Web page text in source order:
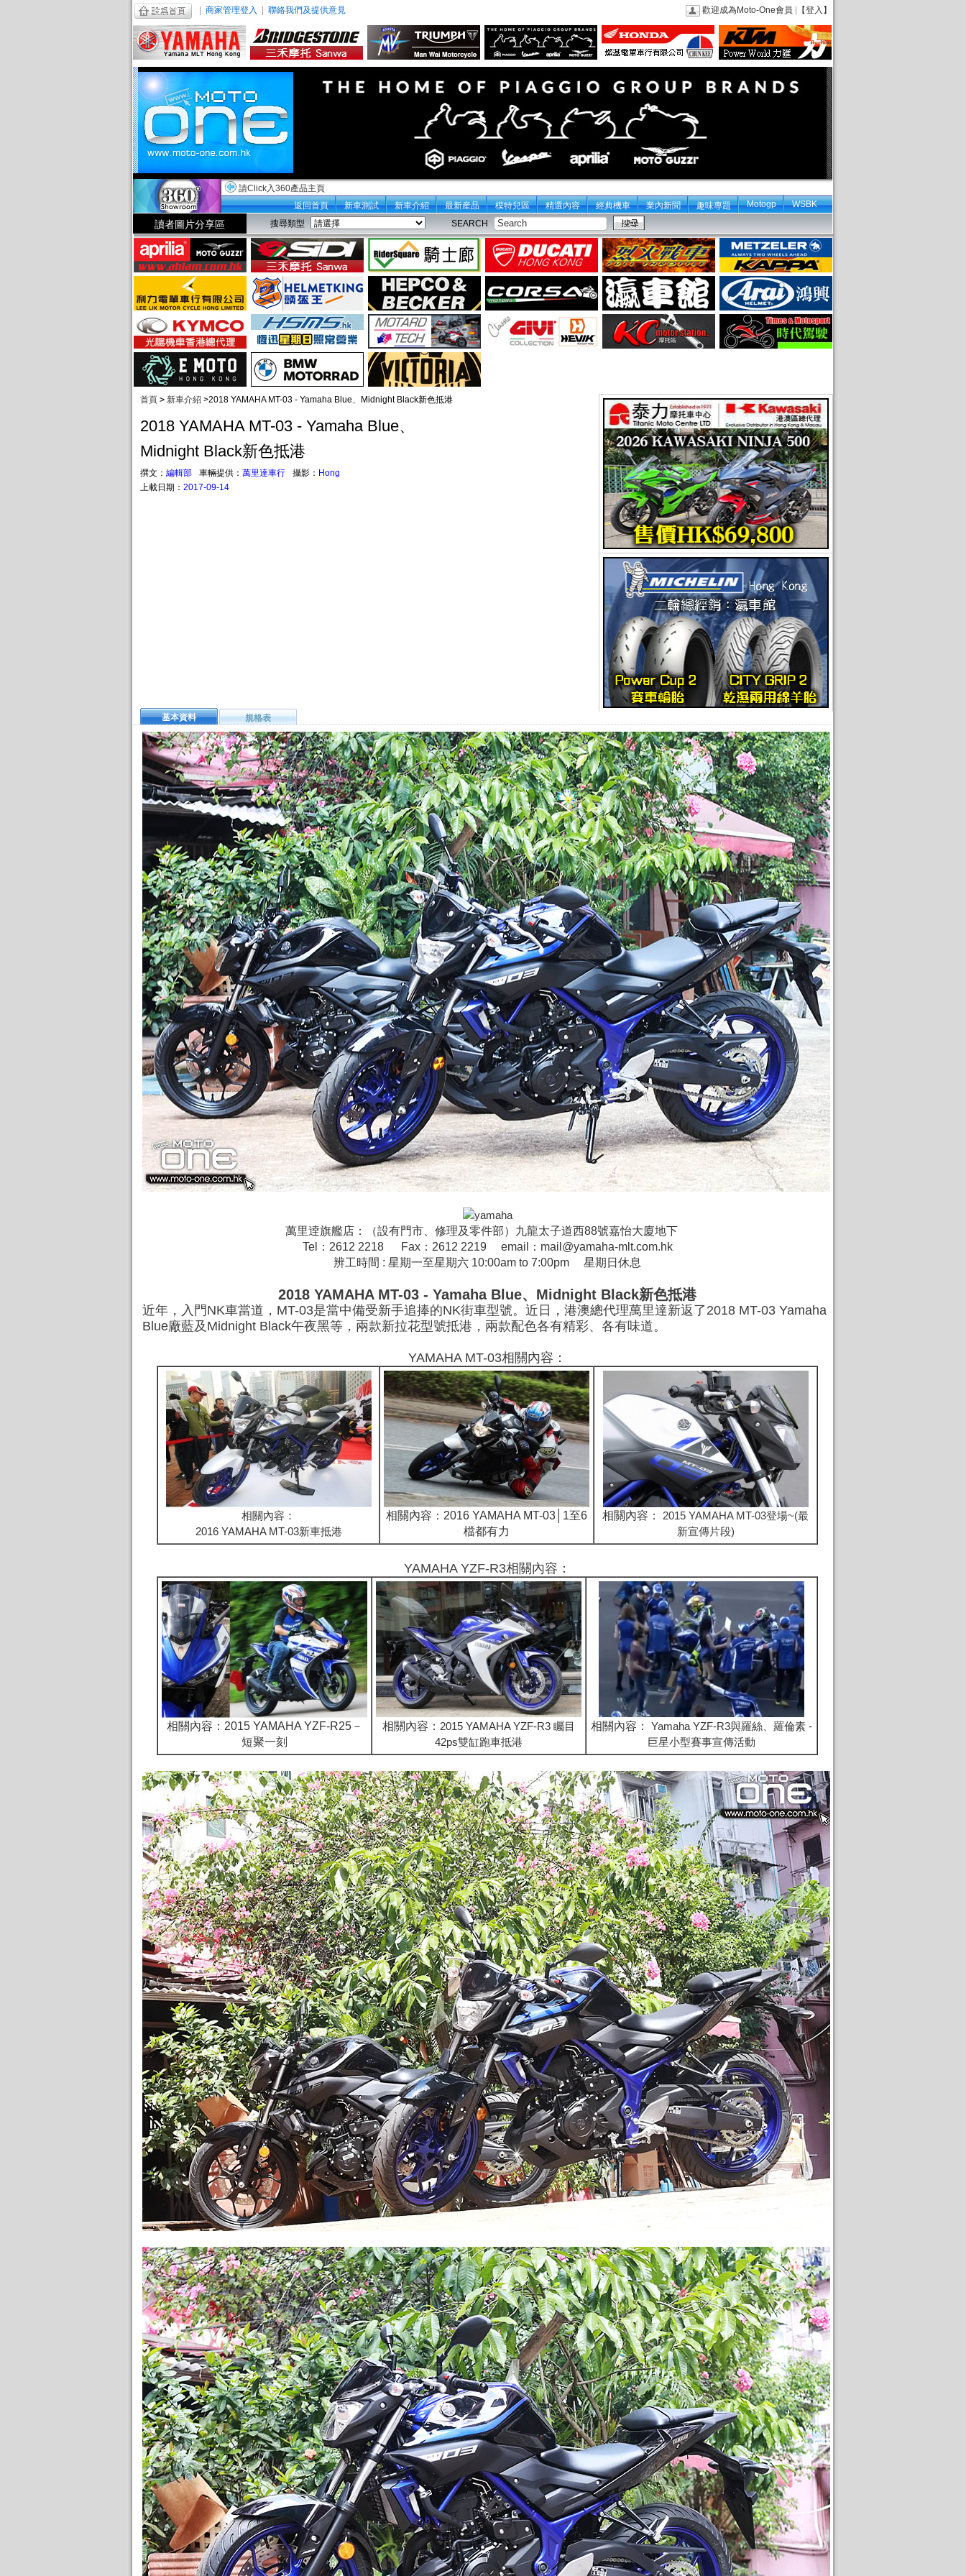
商家管理登入 聯絡我們及提供意見 歡迎成為Moto-One會員 【登入】
請Click入360產品主頁
返回首頁
新車測試 新車介紹 最新産品 模特兒區 精選內容 經典機車 業內新聞 趣味專題 Motogp WSBK
讀者圖片分享區 搜尋類型 SEARCH
首頁 > 新車介紹 >2018 YAMAHA MT-03 - Yamaha Blue、Midnight Black新色抵港
2018 YAMAHA MT-03 - Yamaha Blue、
Midnight Black新色抵港
撰文： 編輯部 車輛提供： 萬里達車行 攝影： Hong
上載日期： 2017-09-14
基本資料 規格表
萬里逹旗艦店：（設有門市、修理及零件部）九龍太子道西88號嘉怡大廈地下
Tel：2612 2218 Fax：2612 2219 email：mail@yamaha-mlt.com.hk
辨工時間 : 星期一至星期六 10:00am to 7:00pm 星期日休息
2018 YAMAHA MT-03 - Yamaha Blue、Midnight Black新色抵港
近年，入門NK車當道，MT-03是當中備受新手追捧的NK街車型號。近日，港澳總代理萬里達新返了2018 MT-03 Yamaha
Blue廠藍及Midnight Black午夜黑等，兩款新拉花型號抵港，兩款配色各有精彩、各有味道。
YAMAHA MT-03相關內容：
相關內容：
2016 YAMAHA MT-03新車抵港
相關內容：2016 YAMAHA MT-03│1至6
檔都有力
相關內容：
2015 YAMAHA MT-03登場~(最
新宣傳片段)
YAMAHA YZF-R3相關內容：
相關內容：2015 YAMAHA YZF-R25－
短聚一刻
相關內容： 2015 YAMAHA YZF-R3 矚目
42ps雙缸跑車抵港
相關內容：
Yamaha YZF-R3與羅絲、羅倫素 -
巨星小型賽事宣傳活動